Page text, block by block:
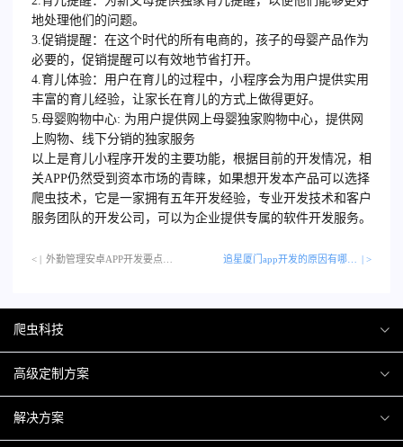
地处理他们的问题。
3.促销提醒：在这个时代的所有电商的，孩子的母婴产品作为
必要的，促销提醒可以有效地节省打开。
4.育儿体验：用户在育儿的过程中，小程序会为用户提供实用
丰富的育儿经验，让家长在育儿的方式上做得更好。
5.母婴购物中心: 为用户提供网上母婴独家购物中心，提供网
上购物、线下分销的独家服务
以上是育儿小程序开发的主要功能，根据目前的开发情况，相
关APP仍然受到资本市场的青睐，如果想开发本产品可以选择
爬虫技术，它是一家拥有五年开发经验，专业开发技术和客户
服务团队的开发公司，可以为企业提供专属的软件开发服务。
< | 外勤管理安卓APP开发要点… | >
爬虫科技
爬虫案例
关于爬虫
高级定制方案
H5互动营销
解决方案